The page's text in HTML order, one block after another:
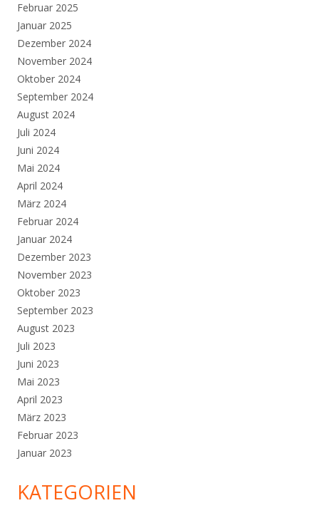
Februar 2025
Januar 2025
Dezember 2024
November 2024
Oktober 2024
September 2024
August 2024
Juli 2024
Juni 2024
Mai 2024
April 2024
März 2024
Februar 2024
Januar 2024
Dezember 2023
November 2023
Oktober 2023
September 2023
August 2023
Juli 2023
Juni 2023
Mai 2023
April 2023
März 2023
Februar 2023
Januar 2023
KATEGORIEN